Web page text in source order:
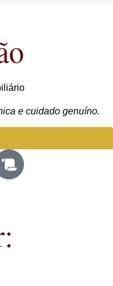
e cuidado genuíno.